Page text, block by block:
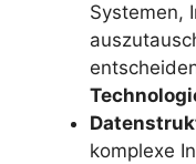
Systemen,
komplexe